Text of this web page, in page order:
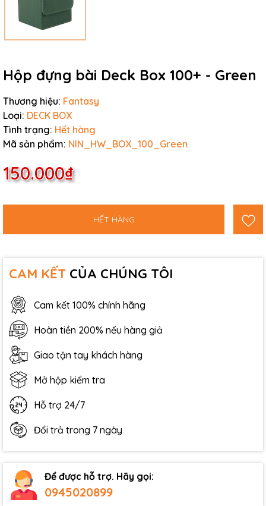
Hộp đựng bài Deck Box 100+ - Green
Thương hiệu: Fantasy
Loại: DECK BOX
Tình trạng: Hết hàng
Mã sản phẩm: NIN_HW_BOX_100_Green
150.000₫
HẾT HÀNG
CAM KẾT CỦA CHÚNG TÔI
Cam kết 100% chính hãng
Hoàn tiền 200% nếu hàng giả
Giao tận tay khách hàng
Mở hộp kiểm tra
Hỗ trợ 24/7
Đổi trả trong 7 ngày
Để được hỗ trợ. Hãy gọi:
0945020899